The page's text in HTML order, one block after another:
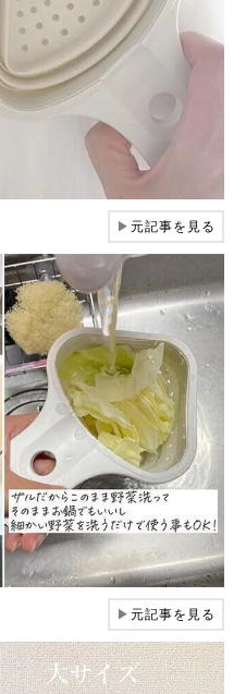
▶元記事を見る
▶元記事を見る